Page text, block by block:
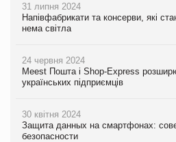
31 липня 2024
Напівфабрикати та консерви, які
нема світла
24 червня 2024
Meest Пошта і Shop-Express
українських підприємців
30 квітня 2024
Защита данных на смартфонах:
безопасности